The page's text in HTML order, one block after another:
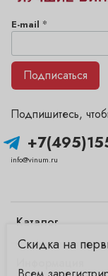
Каталог
info@vinum.ru
Подпишитесь,
E-mail *
Подписаться
Скидка на